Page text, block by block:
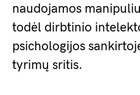
naudojamos
todėl dirbtinio
psichologijos
tyrimų sritis.